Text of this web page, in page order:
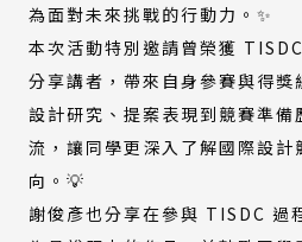
為面對未來挑戰的行動力。✨
本次活動特別邀請曾榮獲
分享講者，帶來自身參賽與得獎
設計研究、提案表現到競賽準備
流，讓同學更深入了解國際設
向。💡
謝俊彥也分享在參與 TISDC 過